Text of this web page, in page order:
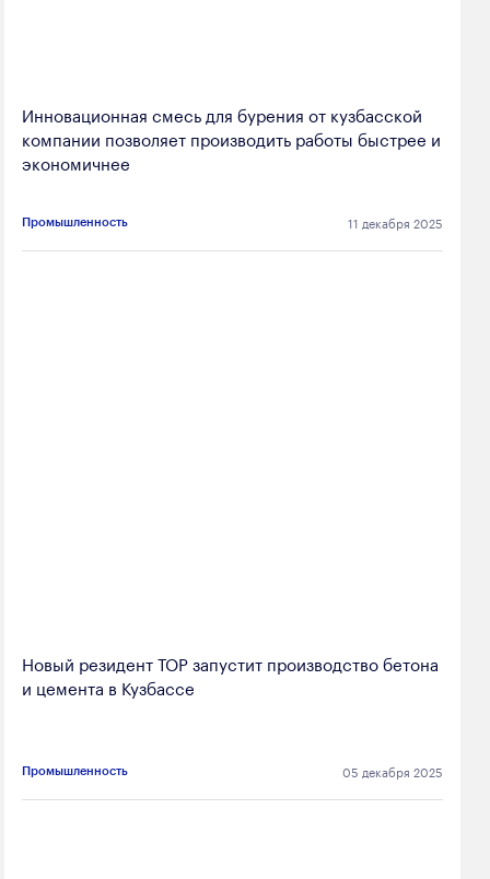
Инновационная смесь для бурения от кузбасской
компании позволяет производить работы быстрее и
экономичнее
Промышленность 11 декабря 2025
Новый резидент ТОР запустит производство бетона
и цемента в Кузбассе
Промышленность 05 декабря 2025